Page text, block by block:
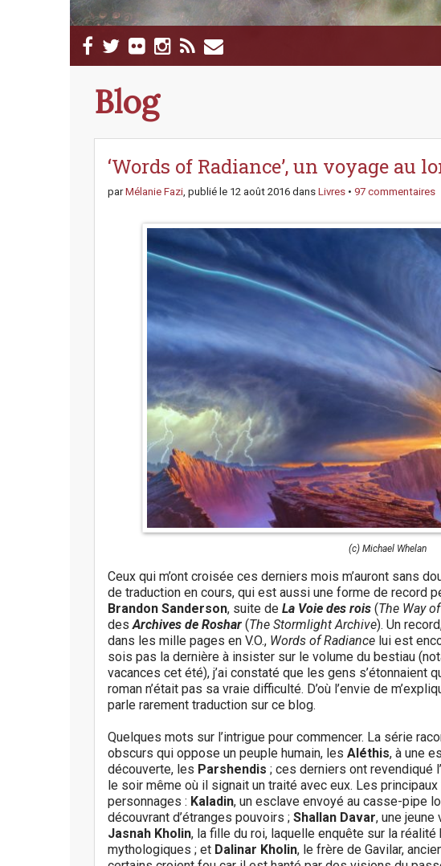
M
i
i
Blog
‘Words of Radiance’, un voyage au
parMélanie Fazi, publié le 12 août 2016 dans Livres • 97 commentaires
(c) Michael Whelan
Ceux qui m’ont croisée ces derniers mois m’auront sans
de traduction en cours, qui est aussi une forme de record
Brandon Sanderson, suite de La Voie des rois (The Way
desArchives de Roshar (The Stormlight Archive). Un
dans les mille pages en V.O., Words of Radiance lui est
sois pas la dernière à insister sur le volume du bestiau
vacances cet été), j’ai constaté que les gens s’étonnaient
roman n’était pas sa vraie difficulté. D’où l’envie de
parle rarement traduction sur ce blog.
Quelques mots sur l’intrigue pour commencer. La série
obscurs qui oppose un peuple humain, les Aléthis, à une
découverte, les Parshendis ; ces derniers ont revendiqué
le soir même où il signait un traité avec eux. Les
personnages : Kaladin, un esclave envoyé au casse-pipe
découvrant d’étranges pouvoirs ; Shallan Davar, une jeune
Jasnah Kholin, la fille du roi, laquelle enquête sur la réalité
mythologiques ; et Dalinar Kholin, le frère de Gavilar,